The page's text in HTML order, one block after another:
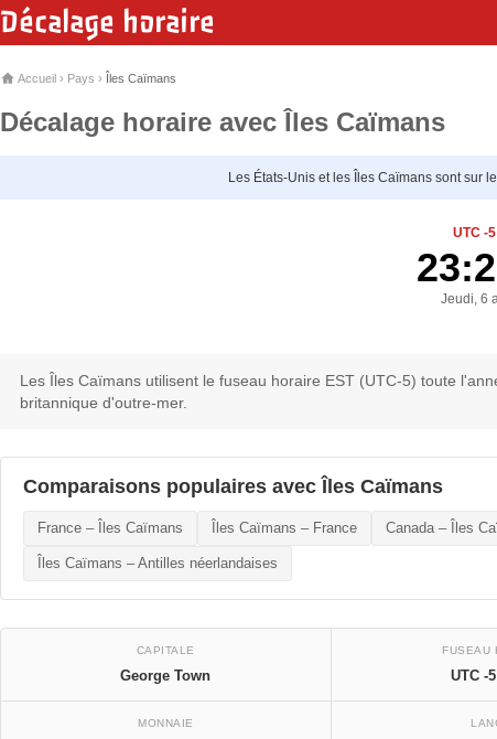
Décalage horaire
Accueil › Pays › Îles Caïmans
Décalage horaire avec Îles Caïmans
Les États-Unis et les Îles Caïmans sont sur
UTC -5
Jeudi, 6
Les Îles Caïmans utilisent le fuseau horaire EST (UTC-5) toute
britannique d'outre-mer.
Comparaisons populaires avec Îles Caïmans
France – Îles Caïmans Îles Caïmans – France Canada – Îles
Îles Caïmans – Antilles néerlandaises
CAPITALE
George Town
FUSEAU
UTC -5
MONNAIE